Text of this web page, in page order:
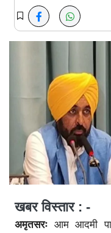
खबर विस्तार : -
अमृतसरः आम आदमी